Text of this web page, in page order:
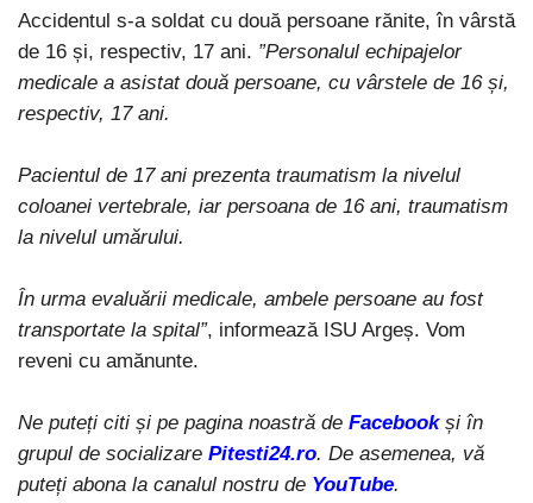
Accidentul s-a soldat cu două persoane rănite, în vârstă
de 16 și, respectiv, 17 ani. ”Personalul echipajelor
medicale a asistat două persoane, cu vârstele de 16 și,
respectiv, 17 ani.
Pacientul de 17 ani prezenta traumatism la nivelul
coloanei vertebrale, iar persoana de 16 ani, traumatism
la nivelul umărului.
În urma evaluării medicale, ambele persoane au fost
transportate la spital”, informează ISU Argeș. Vom
reveni cu amănunte.
Ne puteți citi și pe pagina noastră de Facebook și în
grupul de socializare Pitesti24.ro. De asemenea, vă
puteți abona la canalul nostru de YouTube.